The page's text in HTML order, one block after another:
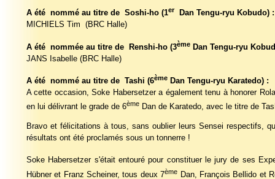
A été nommé au titre de Soshi-ho (1er
Dan Tengu-ryu Kobudo) :
MICHIELS Tim (BRC Halle)
A été nommée au titre de Renshi-ho (3ème Dan Tengu-ryu
JANS Isabelle (BRC Halle)
A été nommé au titre de Tashi (6ème Dan Tengu-ryu Karatedo) :
A cette occasion, Soke Habersetzer a également tenu à honorer
en lui délivrant le grade de 6ème Dan de Karatedo, avec le titre de
Bravo et félicitations à tous, sans oublier leurs Sensei respectifs,
résultats ont été proclamés sous un tonnerre !
Soke Habersetzer s'était entouré pour constituer le jury de ses
Hübner et Franz Scheiner, tous deux 7ème Dan, François Bellido et